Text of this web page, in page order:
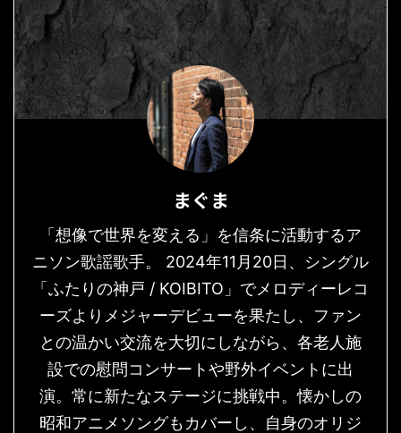
まぐま
「想像で世界を変える」を信条に活動するア
ニソン歌謡歌手。 2024年11月20日、シングル
「ふたりの神戸 / KOIBITO」でメロディーレコ
ーズよりメジャーデビューを果たし、ファン
との温かい交流を大切にしながら、各老人施
設での慰問コンサートや野外イベントに出
演。常に新たなステージに挑戦中。懐かしの
昭和アニメソングもカバーし、自身のオリジ